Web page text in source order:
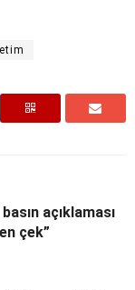
açıklaması
çek”